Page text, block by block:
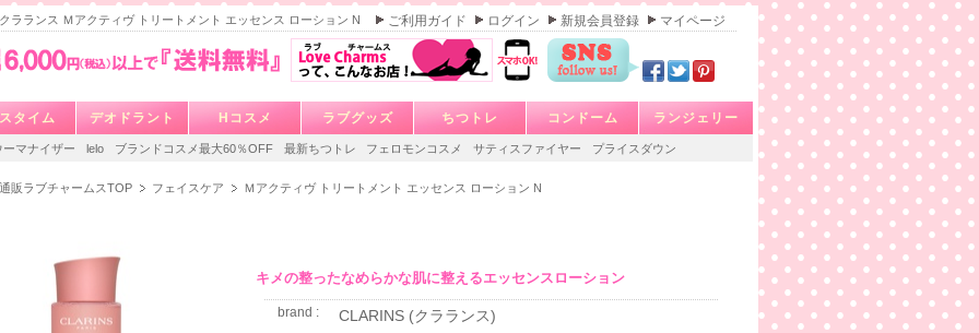
ラランス Ｍアクティヴ トリートメント エッセンス ローション N ご利用ガイド ログイン 新規会員登録 マイページ
タイム デオドラント Hコスメ ラブグッズ ちつトレ コンドーム ランジェリー
ーマナイザー lelo ブランドコスメ最大60％OFF 最新ちつトレ フェロモンコスメ サティスファイヤー プライスダウン
販ラブチャームスTOP フェイスケア Ｍアクティヴ トリートメント エッセンス ローション N
キメの整ったなめらかな肌に整えるエッセンスローション
brand : CLARINS (クラランス)